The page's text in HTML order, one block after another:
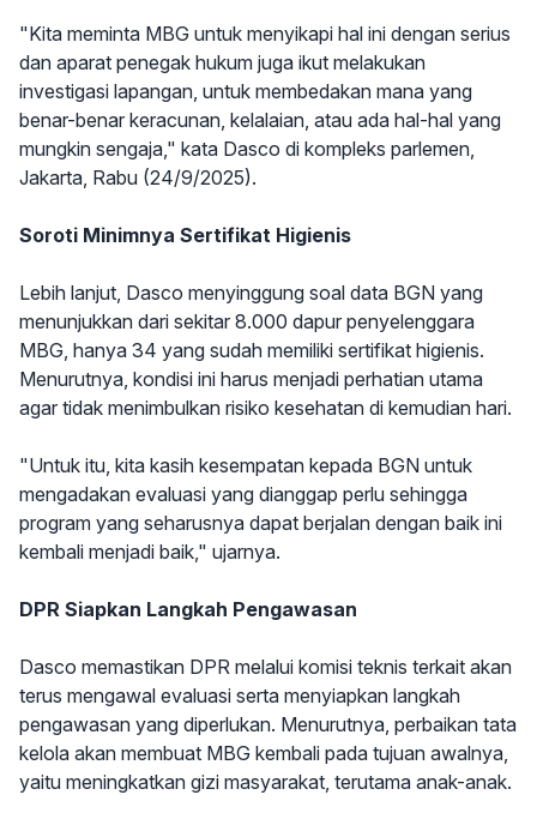
"Kita meminta MBG untuk menyikapi hal ini dengan serius
dan aparat penegak hukum juga ikut melakukan
investigasi lapangan, untuk membedakan mana yang
benar-benar keracunan, kelalaian, atau ada hal-hal yang
mungkin sengaja," kata Dasco di kompleks parlemen,
Jakarta, Rabu (24/9/2025).
Soroti Minimnya Sertifikat Higienis
Lebih lanjut, Dasco menyinggung soal data BGN yang
menunjukkan dari sekitar 8.000 dapur penyelenggara
MBG, hanya 34 yang sudah memiliki sertifikat higienis.
Menurutnya, kondisi ini harus menjadi perhatian utama
agar tidak menimbulkan risiko kesehatan di kemudian hari.
"Untuk itu, kita kasih kesempatan kepada BGN untuk
mengadakan evaluasi yang dianggap perlu sehingga
program yang seharusnya dapat berjalan dengan baik ini
kembali menjadi baik," ujarnya.
DPR Siapkan Langkah Pengawasan
Dasco memastikan DPR melalui komisi teknis terkait akan
terus mengawal evaluasi serta menyiapkan langkah
pengawasan yang diperlukan. Menurutnya, perbaikan tata
kelola akan membuat MBG kembali pada tujuan awalnya,
yaitu meningkatkan gizi masyarakat, terutama anak-anak.